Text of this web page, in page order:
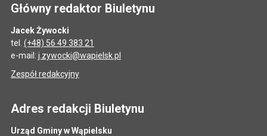
Główny redaktor Biuletynu
Jacek Żywocki
tel. (+48) 56 49 383 21
e-mail: j.zywocki@wapielsk.pl
Zespół redakcyjny
Adres redakcji Biuletynu
Urząd Gminy w Wąpielsku